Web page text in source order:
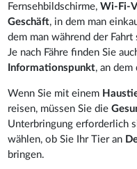
Fernsehbildschirme,Wi-Fi-
Geschäft, in dem man
dem man während der Fahrt
Je nach Fähre finden Sie
Informationspunkt, an
Wenn Sie mit einem
reisen, müssen Sie die
Unterbringung erforderlich
wählen, ob Sie Ihr Tier an
bringen.